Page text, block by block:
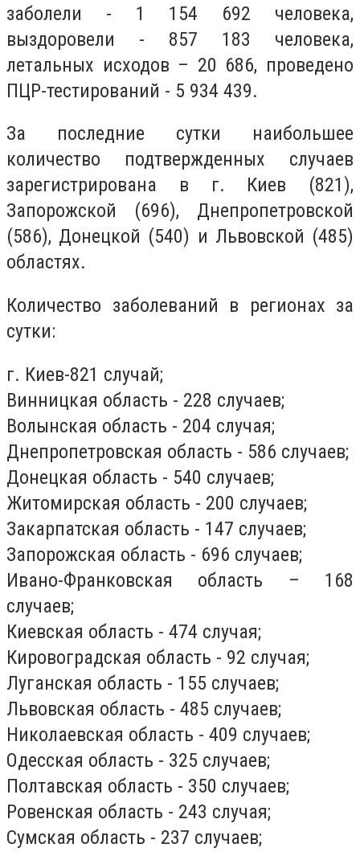
заболели - 1 154 692 человека,
выздоровели - 857 183 человека,
летальных исходов – 20 686, проведено
ПЦР-тестирований - 5 934 439.
За последние сутки наибольшее
количество подтвержденных случаев
зарегистрирована в г. Киев (821),
Запорожской (696), Днепропетровской
(586), Донецкой (540) и Львовской (485)
областях.
Количество заболеваний в регионах за
сутки:
г. Киев-821 случай;
Винницкая область - 228 случаев;
Волынская область - 204 случая;
Днепропетровская область - 586 случаев;
Донецкая область - 540 случаев;
Житомирская область - 200 случаев;
Закарпатская область - 147 случаев;
Запорожская область - 696 случаев;
Ивано-Франковская область – 168
случаев;
Киевская область - 474 случая;
Кировоградская область - 92 случая;
Луганская область - 155 случаев;
Львовская область - 485 случаев;
Николаевская область - 409 случаев;
Одесская область - 325 случаев;
Полтавская область - 350 случаев;
Ровенская область - 243 случая;
Сумская область - 237 случаев;